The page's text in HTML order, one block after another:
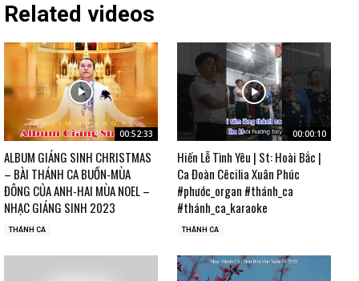
Related videos
00:52:33
ALBUM GIÁNG SINH CHRISTMAS
– BÀI THÁNH CA BUỒN-MÙA
ĐÔNG CỦA ANH-HAI MÙA NOEL –
NHẠC GIÁNG SINH 2023
THÁNH CA
00:00:10
Hiến Lễ Tình Yêu | St: Hoài Bắc |
Ca Đoàn Cêcilia Xuân Phúc
#phước_organ #thánh_ca
#thánh_ca_karaoke
THÁNH CA